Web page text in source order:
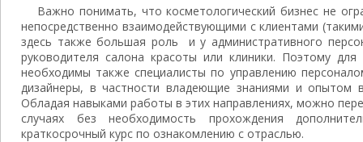
Важно понимать, что косметологический бизнес не
непосредственно взаимодействующими с клиентами
здесь также большая роль и у административного
руководителя салона красоты или клиники. Поэтому
необходимы также специалисты по управлению
дизайнеры, в частности владеющие знаниями и опытом
Обладая навыками работы в этих направлениях, можно
случаях без необходимость прохождения
краткосрочный курс по ознакомлению с отраслью.